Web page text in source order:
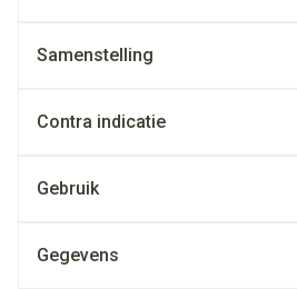
Samenstelling
Contra indicatie
Gebruik
Gegevens